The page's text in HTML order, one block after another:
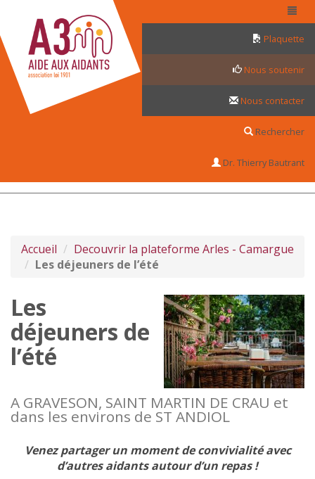
Plaquette
Nous soutenir
Nous contacter
Rechercher
Dr. Thierry Bautrant
Accueil
Decouvrir la plateforme Arles - Camargue
Les déjeuners de l’été
Les
déjeuners de
l’été
A GRAVESON, SAINT MARTIN DE CRAU et
dans les environs de ST ANDIOL
Venez partager un moment de convivialité avec
d’autres aidants autour d’un repas !
Panneau de gestion des cookies